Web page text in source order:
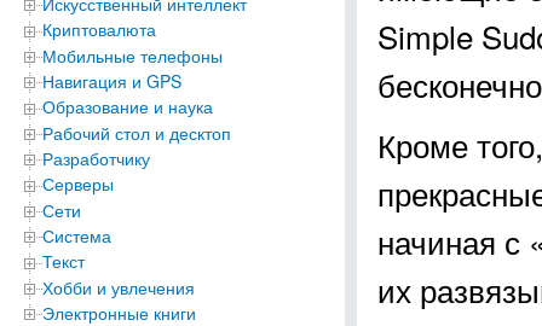
Криптовалюта
Мобильные телефоны
Навигация и GPS
Образование и наука
Рабочий стол и десктоп
Разработчику
Серверы
Сети
Система
Текст
Хобби и увлечения
Электронные книги
Simple
Кроме
начиная с
их